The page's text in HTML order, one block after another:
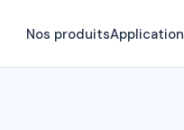
Nos produitsApplication